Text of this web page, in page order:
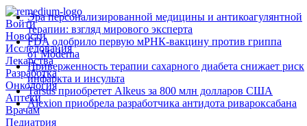
Войти
Новости
Исследования
Лекарства
Разработка
Онкология
Аптеки
Врачам
Педиатрия
Эра персонализированной медицины и антикоагулянтной
терапии: взгляд мирового эксперта
FDA одобрило первую мРНК‑вакцину против гриппа
от Moderna
Приверженность терапии сахарного диабета снижает риск
инфаркта и инсульта
Tarsus приобретет Alkeus за 800 млн долларов США
Alexion приобрела разработчика антидота ривароксабана